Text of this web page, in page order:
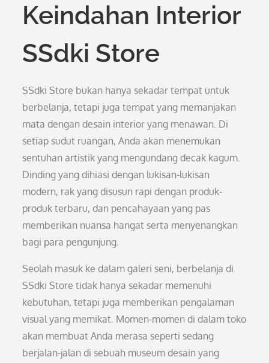
Keindahan Interior
SSdki Store
SSdki Store bukan hanya sekadar tempat untuk
berbelanja, tetapi juga tempat yang memanjakan
mata dengan desain interior yang menawan. Di
setiap sudut ruangan, Anda akan menemukan
sentuhan artistik yang mengundang decak kagum.
Dinding yang dihiasi dengan lukisan-lukisan
modern, rak yang disusun rapi dengan produk-
produk terbaru, dan pencahayaan yang pas
memberikan nuansa hangat serta menyenangkan
bagi para pengunjung.
Seolah masuk ke dalam galeri seni, berbelanja di
SSdki Store tidak hanya sekadar memenuhi
kebutuhan, tetapi juga memberikan pengalaman
visual yang memikat. Momen-momen di dalam toko
akan membuat Anda merasa seperti sedang
berjalan-jalan di sebuah museum desain yang